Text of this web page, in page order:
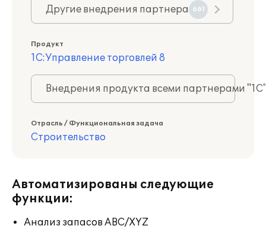
Другие внедрения партнера 661
Продукт
1С:Управление торговлей 8
Внедрения продукта всеми партнерами
Отрасль / Функциональная задача
Строительство
Автоматизированы следующие
функции:
Анализ запасов ABC/XYZ